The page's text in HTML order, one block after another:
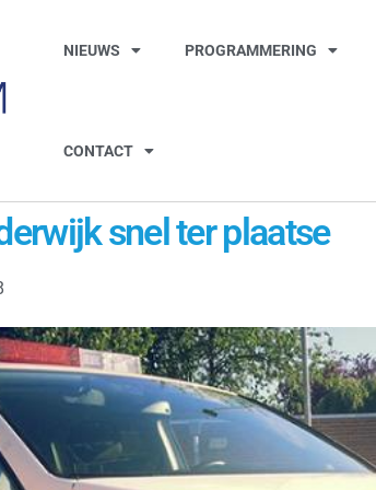
NIEUWS PROGRAMMERING
CONTACT
snel ter plaatse